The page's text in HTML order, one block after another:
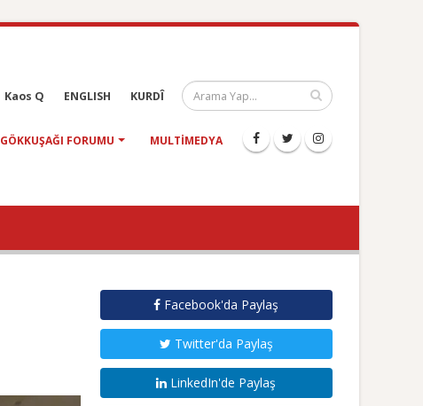
Kaos Q ENGLISH KURDÎ
GÖKKUŞAĞI FORUMU MULTIMEDYA
Facebook'da Paylaş
Twitter'da Paylaş
LinkedIn'de Paylaş